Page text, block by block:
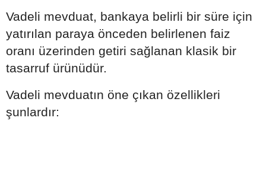
Vadeli mevduat, bankaya belirli bir süre için
yatırılan paraya önceden belirlenen faiz
oranı üzerinden getiri sağlanan klasik bir
tasarruf ürünüdür.
Vadeli mevduatın öne çıkan özellikleri
şunlardır: